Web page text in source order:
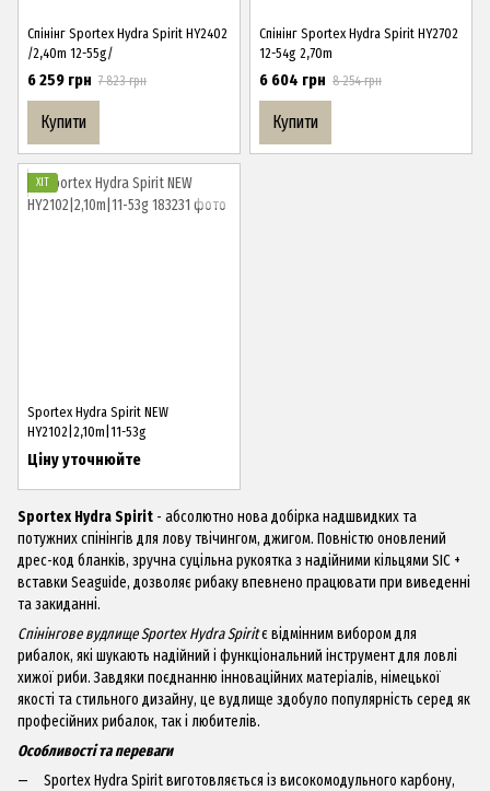
Спінінг Sportex Hydra Spirit HY2402
/2,40m 12-55g/
6 259 грн 7 823 грн
Купити
Спінінг Sportex Hydra Spirit HY2702
12-54g 2,70m
6 604 грн 8 254 грн
Купити
ХІТ
Sportex Hydra Spirit NEW
HY2102|2,10m|11-53g
Ціну уточнюйте
Sportex Hydra Spirit - абсолютно нова добірка надшвидких та
потужних спінінгів для лову твічингом, джигом. Повністю оновлений
дрес-код бланків, зручна суцільна рукоятка з надійними кільцями SIC +
вставки Seaguide, дозволяє рибаку впевнено працювати при виведенні
та закиданні.
Спінінгове вудлище Sportex Hydra Spiritє відмінним вибором для
рибалок, які шукають надійний і функціональний інструмент для ловлі
хижої риби. Завдяки поєднанню інноваційних матеріалів, німецької
якості та стильного дизайну, це вудлище здобуло популярність серед як
професійних рибалок, так і любителів.
Особливості та переваги
Sportex Hydra Spirit виготовляється із високомодульного карбону,